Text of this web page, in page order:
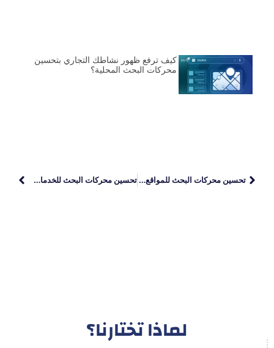
كيف ترفع ظهور نشاطك التجاري بتحسين
محركات البحث المحلية؟
تحسين محركات البحث للمواقع: خطوات فعالة لتصدر جوجل تحسين محركات البحث للخدمات: دليل شامل لزيادة الظهور وجذب العملاء
لماذا تختارنا؟